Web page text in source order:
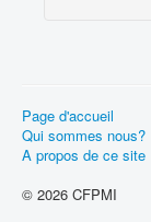
Page d'accueil
Qui sommes nous?
A propos de ce site
© 2026 CFPMI